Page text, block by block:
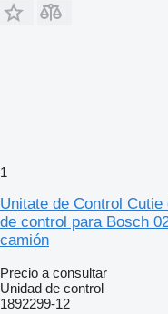
1
Unitate de Control Cutie
de control para Bosch
camión
Precio a consultar
Unidad de control
1892299-12